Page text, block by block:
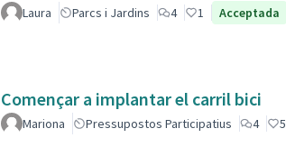
Laura Parcs i Jardins 4 1 Acceptada
Començar a implantar el carril bici
Mariona Pressupostos Participatius 4 5